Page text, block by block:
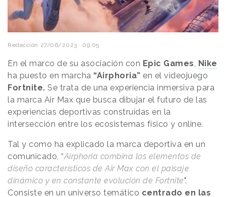
Redacción 27/06/2023 · 09:05
En el marco de su asociación con Epic Games Nike
ha puesto en marcha “Airphoria” en el videojuego
Fortnite. Se trata de una experiencia inmersiva para
la marca Air Max que busca dibujar el futuro de las
experiencias deportivas construidas en la
intersección entre los ecosistemas físico y online.
Tal y como ha explicado la marca deportiva en un
comunicado, “Airphoria combina los elementos de
diseño característicos de Air Max con el paisaje
dinámico y en constante evolución de Fortnite".
Consiste en un universo temático centrado en las